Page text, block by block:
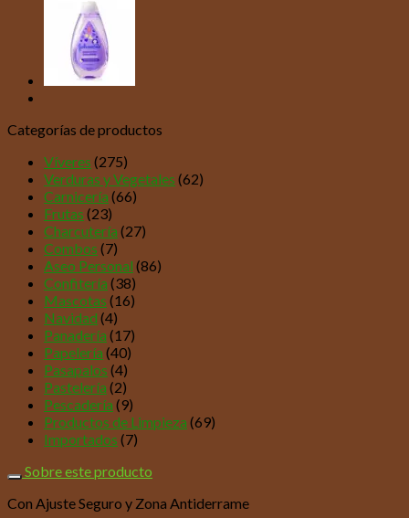
Categorías de productos
Víveres (275)
Verduras y Vegetales (62)
Carnicería (66)
Frutas (23)
Charcutería (27)
Combos (7)
Aseo Personal (86)
Confitería (38)
Mascotas (16)
Navidad (4)
Panadería (17)
Papelería (40)
Pasapalos (4)
Pastelería (2)
Pescadería (9)
Productos de Limpieza (69)
Importados (7)
Sobre este producto
Con Ajuste Seguro y Zona Antiderrame